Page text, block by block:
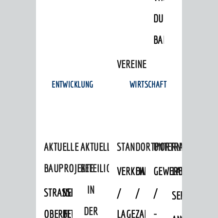
DULGER-
BAD
VEREINE
ENTWICKLUNG
AKTUELLE
BAUPROJEKTE
STRASSENBAUMASSNAHMEN OB
ERFLOCKENBACH
NEUBAU
BETRIEBSGEBÄUDE
AKTUELLE
BETEILIGUNGEN
IN
DER
WIRTSCHAFT
STANDORTPORTRAIT
VERKEHRSANBINDUNG
/
LAGE
DATEN
/
ZAHLEN
UNTERNEHMEN
GEWERBEFLÄCHEN
/
-